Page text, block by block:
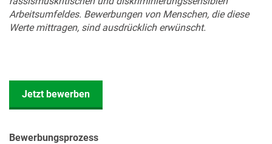
Arbeitsumfeldes. Bewerbungen von Menschen, die diese
Werte mittragen, sind ausdrücklich erwünscht.
Jetzt bewerben
Bewerbungsprozess